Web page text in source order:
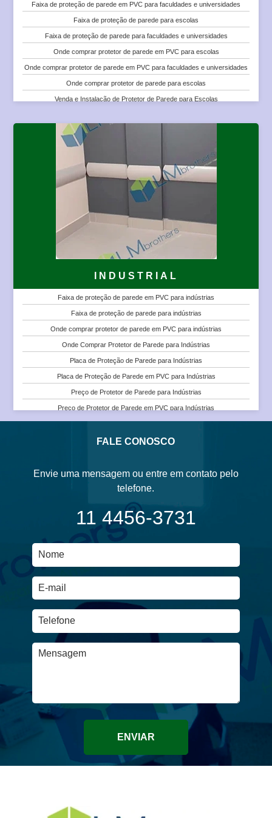
Protetor de Parede para Empresas
Protetor de Parede para Escritórios
Protetor de Parede Tipo Corrimão em PVC para Empresas
Protetor de Parede Tipo Corrimão em PVC para Escritórios
Protetor de Parede Tipo Corrimão para Cadeiras
Protetor de Parede Tipo Corrimão para Empresas
Venda e Instalação de Protetor de Parede em PVC para Escritórios
Venda e Instalação de Protetor de Parede para Cadeiras
Venda e Instalação de Protetor de Parede para Empresas
Placa de Proteção de Parede em PVC para Escritórios
Venda e Instalação de Protetor de Parede para Escritórios
Faixa de proteção de parede em PVC para faculdades e universidades
Faixa de proteção de parede para escolas
Faixa de proteção de parede para faculdades e universidades
Onde comprar protetor de parede em PVC para escolas
Onde comprar protetor de parede em PVC para faculdades e universidades
Onde comprar protetor de parede para escolas
Venda e Instalação de Protetor de Parede para Escolas
Venda e Instalação de Protetor de Parede em PVC para Escolas
Venda e Instalação de Protetor de Parede em PVC para Faculdades e
Preço de Protetor de Parede para Escolas
Preço de Protetor de Parede para Faculdades e Universidades
Preço de Protetor de Parede em PVC para Faculdades e Universidades
Protetor de Parede para Escolas
Protetor de Parede para Faculdades e Universidades
Protetor de Parede em PVC para Escolas
Protetor de Parede em PVC para Faculdades e Universidades
Protetor de Parede Tipo Corrimão para Escolas
Protetor de Parede Tipo Corrimão para Faculdades e Universidades
Protetor de Parede Tipo Corrimão em PVC para Escolas
Protetor de Parede Tipo Corrimão em PVC para Faculdades e
Universidades
Onde Comprar Protetor de Parede para Faculdades e Universidades
Placa de Proteção de Parede para Escolas
Placa de Proteção de Parede para Faculdades e Universidades
Preço de Protetor de Parede em PVC para Escolas
INDUSTRIAL
Faixa de proteção de parede em PVC para indústrias
Faixa de proteção de parede para indústrias
Onde comprar protetor de parede em PVC para indústrias
Onde Comprar Protetor de Parede para Indústrias
Placa de Proteção de Parede para Indústrias
Placa de Proteção de Parede em PVC para Indústrias
Preço de Protetor de Parede para Indústrias
Preço de Protetor de Parede em PVC para Indústrias
Preço de Protetor de Parede para Indústrias
Protetor de Parede em PVC para Indústrias
Protetor de Parede Tipo Corrimão em PVC para Indústrias
Venda e Instalação de Protetor de Parede para Indústrias
Venda e Instalação de Protetor de Parede em PVC para Indústrias
FALE CONOSCO
Envie uma mensagem ou entre em contato pelo
telefone.
11 4456-3731
ENVIAR